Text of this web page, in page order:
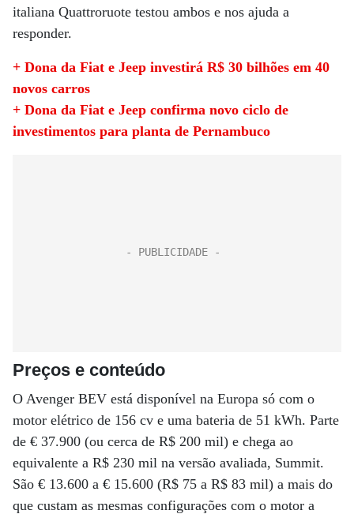
italiana Quattroruote testou ambos e nos ajuda a
responder.
+ Dona da Fiat e Jeep investirá R$ 30 bilhões em 40
novos carros
+ Dona da Fiat e Jeep confirma novo ciclo de
investimentos para planta de Pernambuco
Preços e conteúdo
O Avenger BEV está disponível na Europa só com o
motor elétrico de 156 cv e uma bateria de 51 kWh. Parte
de € 37.900 (ou cerca de R$ 200 mil) e chega ao
equivalente a R$ 230 mil na versão avaliada, Summit.
São € 13.600 a € 15.600 (R$ 75 a R$ 83 mil) a mais do
que custam as mesmas configurações com o motor a